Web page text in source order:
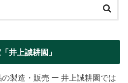
井上誠耕園」
製造・販売 ー 井上誠耕園では